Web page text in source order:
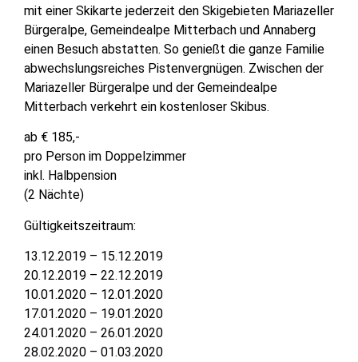
mit einer Skikarte jederzeit den Skigebieten Mariazeller
Bürgeralpe, Gemeindealpe Mitterbach und Annaberg
einen Besuch abstatten. So genießt die ganze Familie
abwechslungsreiches Pistenvergnügen. Zwischen der
Mariazeller Bürgeralpe und der Gemeindealpe
Mitterbach verkehrt ein kostenloser Skibus.
ab € 185,-
pro Person im Doppelzimmer
inkl. Halbpension
(2 Nächte)
Gültigkeitszeitraum:
13.12.2019 – 15.12.2019
20.12.2019 – 22.12.2019
10.01.2020 – 12.01.2020
17.01.2020 – 19.01.2020
24.01.2020 – 26.01.2020
28.02.2020 – 01.03.2020